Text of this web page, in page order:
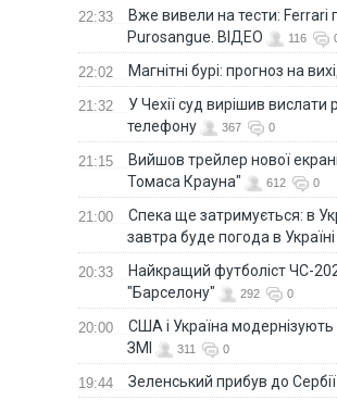
22:33
Вже вивели на тести: Ferrari
Purosangue. ВІДЕО
116
22:02 Магнітні бурі: прогноз на
21:32
У Чехії суд вирішив
телефону
367 0
21:15
Вийшов трейлер нової
Томаса Крауна"
612 0
21:00
Спека ще затримується: в
завтра буде погода в Україні
20:33
Найкращий футболіст ЧС-
"Барселону"
292 0
20:00
США і Україна
ЗМІ
311 0
19:44 Зеленський прибув до